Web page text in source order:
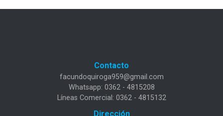
Contacto
facundoquiroga959@gmail.com
Whatsapp: 0362 - 4815208
Líneas Comercial: 0362 - 4815132
Dirección